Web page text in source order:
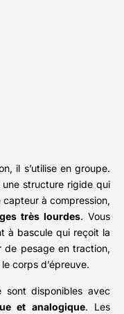
il s’utilise en groupe.
structure rigide qui
à compression,
très lourdes. Vous
à bascule qui reçoit la
de pesage en traction,
corps d’épreuve.
sont disponibles avec
et analogique. Les